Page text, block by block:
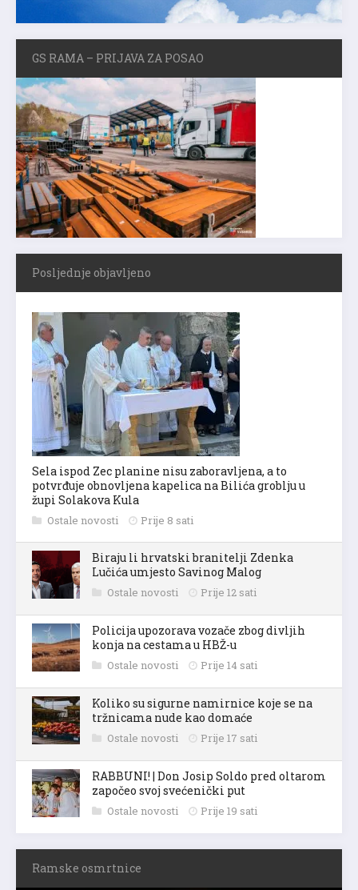
GS RAMA – PRIJAVA ZA POSAO
Posljednje objavljeno
Sela ispod Zec planine nisu zaboravljena, a to
potvrđuje obnovljena kapelica na Bilića groblju u
župi Solakova Kula
Ostale novosti Prije 8 sati
Biraju li hrvatski branitelji Zdenka
Lučića umjesto Savinog Malog
Ostale novosti Prije 12 sati
Policija upozorava vozače zbog divljih
konja na cestama u HBŽ-u
Ostale novosti Prije 14 sati
Koliko su sigurne namirnice koje se na
tržnicama nude kao domaće
Ostale novosti Prije 17 sati
RABBUNI! | Don Josip Soldo pred oltarom
započeo svoj svećenički put
Ostale novosti Prije 19 sati
Ramske osmrtnice